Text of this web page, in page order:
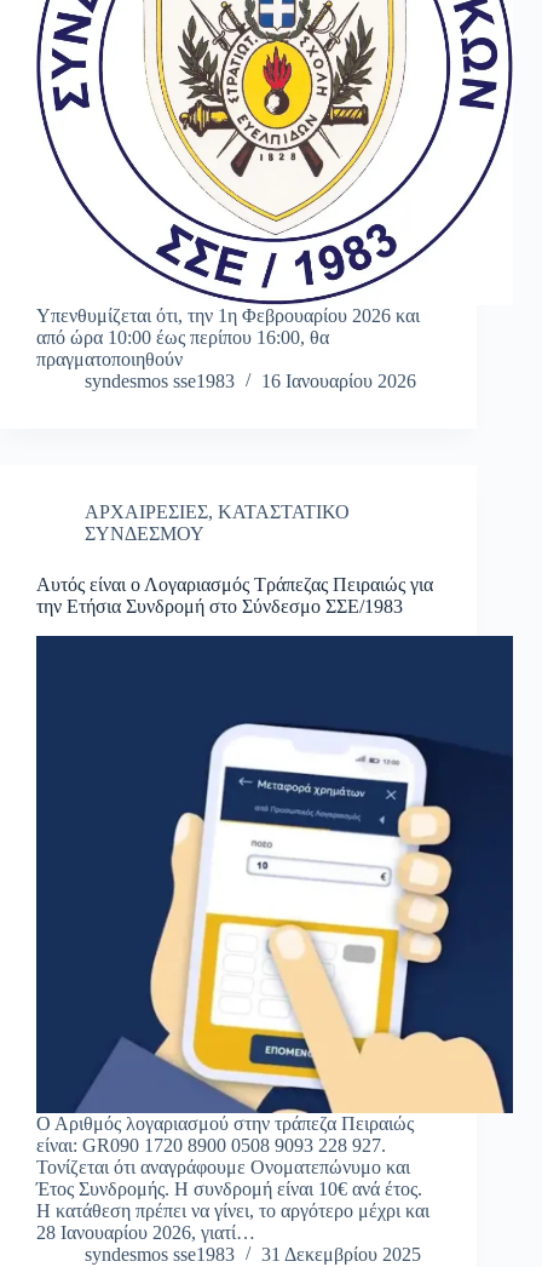
Υπενθυμίζεται ότι, την 1η Φεβρουαρίου 2026 και
από ώρα 10:00 έως περίπου 16:00, θα
πραγματοποιηθούν
syndesmos sse1983
16 Ιανουαρίου 2026
ΑΡΧΑΙΡΕΣΙΕΣ, ΚΑΤΑΣΤΑΤΙΚΟ
ΣΥΝΔΕΣΜΟΥ
Αυτός είναι ο Λογαριασμός Τράπεζας Πειραιώς για
την Ετήσια Συνδρομή στο Σύνδεσμο ΣΣΕ/1983
Ο Αριθμός λογαριασμού στην τράπεζα Πειραιώς
είναι: GR090 1720 8900 0508 9093 228 927.
Τονίζεται ότι αναγράφουμε Ονοματεπώνυμο και
Έτος Συνδρομής. Η συνδρομή είναι 10€ ανά έτος.
Η κατάθεση πρέπει να γίνει, το αργότερο μέχρι και
28 Ιανουαρίου 2026, γιατί…
syndesmos sse1983
31 Δεκεμβρίου 2025